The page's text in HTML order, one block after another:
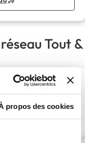
propos des cookies
Tout &
: À
Oudot
dès sa